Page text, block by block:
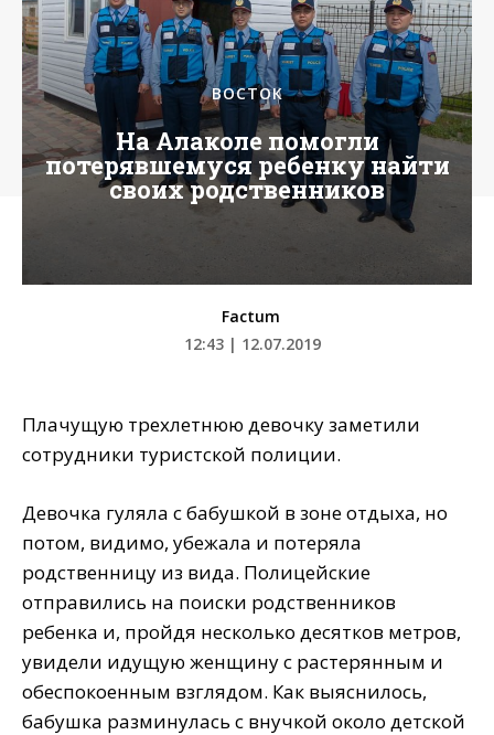
ВОСТОК
На Алаколе помогли
потерявшемуся ребенку найти
своих родственников
Factum
12:43 | 12.07.2019
Плачущую трехлетнюю девочку заметили
сотрудники туристской полиции.
Девочка гуляла с бабушкой в зоне отдыха, но
потом, видимо, убежала и потеряла
родственницу из вида. Полицейские
отправились на поиски родственников
ребенка и, пройдя несколько десятков метров,
увидели идущую женщину с растерянным и
обеспокоенным взглядом. Как выяснилось,
бабушка разминулась с внучкой около детской